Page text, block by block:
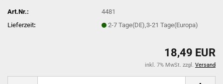
Art.Nr.:
4481
Lieferzeit: 2-7 Tage(DE),3-21 Tage(Europa)
18,49 EUR
inkl. 7% MwSt. zzgl. Versand